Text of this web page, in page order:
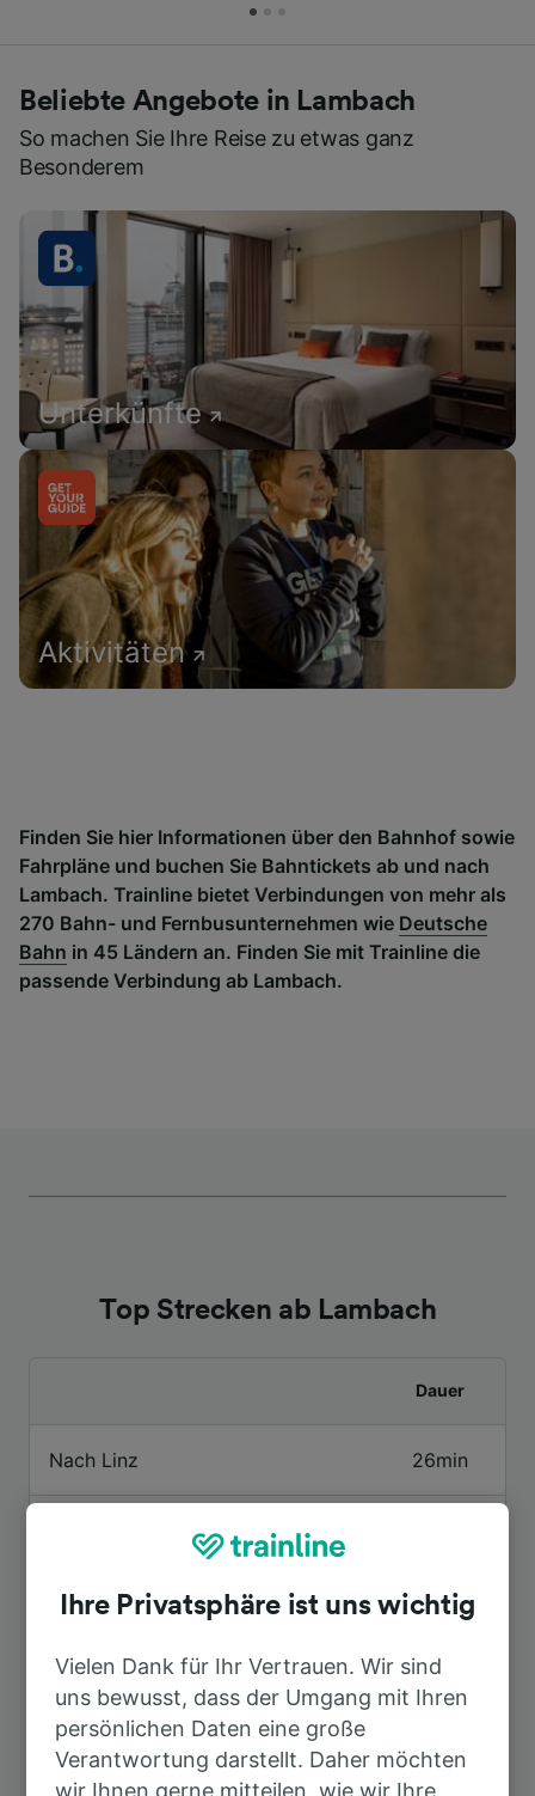
Beliebte Angebote in Lambach
So machen Sie Ihre Reise zu etwas ganz
Besonderem
Unterkünfte
Aktivitäten
Finden Sie hier Informationen über den Bahnhof sowie
Fahrpläne und buchen Sie Bahntickets ab und nach
Lambach. Trainline bietet Verbindungen von mehr als
270 Bahn- und Fernbusunternehmen wie Deutsche
Bahn in 45 Ländern an. Finden Sie mit Trainline die
passende Verbindung ab Lambach.
Top Strecken ab Lambach
Dauer
Nach Linz 26min
Nach Salzburg Hbf
Nach Wels Hbf 8min
Nach München Hbf 2h 57min
Nach Wien Hbf
Ihre Privatsphäre ist uns wichtig
Vielen Dank für Ihr Vertrauen. Wir sind
uns bewusst, dass der Umgang mit Ihren
persönlichen Daten eine große
Verantwortung darstellt. Daher möchten
wir Ihnen gerne mitteilen, wie wir Ihre